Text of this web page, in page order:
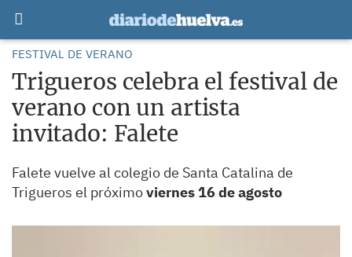
FESTIVAL DE VERANO
Trigueros celebra el festival de
verano con un artista
invitado: Falete
Falete vuelve al colegio de Santa Catalina de
Trigueros el próximoviernes 16 de agosto